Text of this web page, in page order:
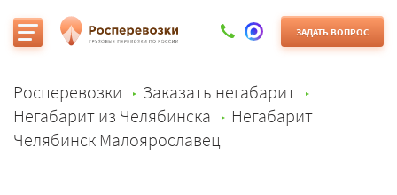
ЗАДАТЬ ВОПРОС
Росперевозки
Заказать негабарит
Негабарит из Челябинска
Негабарит
Челябинск Малоярославец